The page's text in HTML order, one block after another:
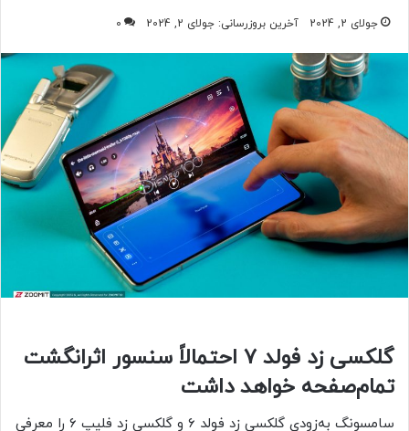
جولای 2, 2024 آخرین بروزرسانی: جولای 2, 2024 0
گلکسی زد فولد ۷ احتمالاً سنسور اثرانگشت
تمام‌صفحه خواهد داشت
سامسونگ به‌زودی گلکسی زد فولد ۶ و گلکسی زد فلیپ ۶ را معرفی